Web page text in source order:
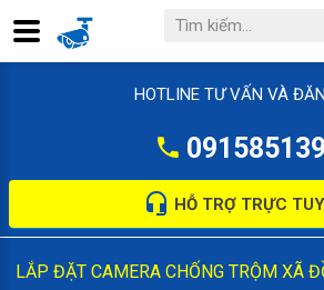
HOTLINE TƯ VẤN VÀ
HỖ TRỢ TRỰC
LẮP ĐẶT CAMERA CHỐNG TRỘM XÃ